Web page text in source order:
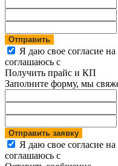
Отправить
Я даю свое согласие
соглашаюсь с
Получить прайс и КП
Заполните форму, мы
Отправить заявку
Я даю свое согласие
соглашаюсь с